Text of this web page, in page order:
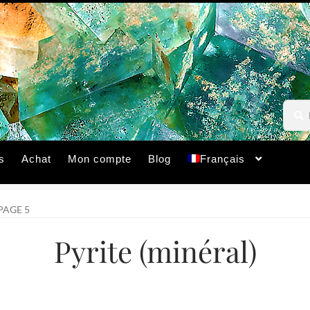
pour :
Achat Mon compte Blog Français
5
Pyrite (minéral)